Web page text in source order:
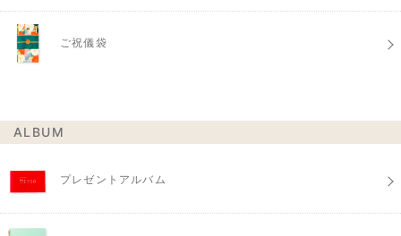
ご祝儀袋
ALBUM
プレゼントアルバム